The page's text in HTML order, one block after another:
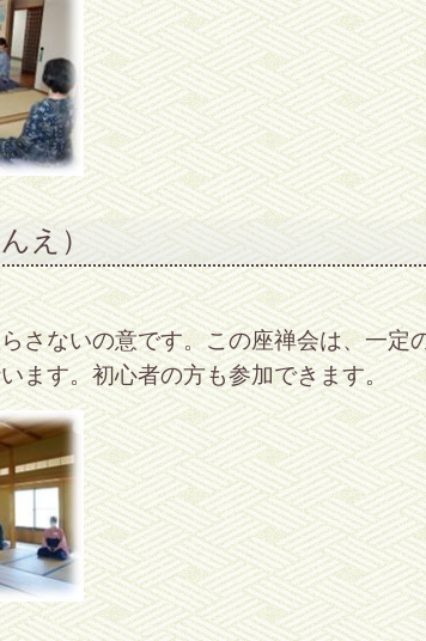
え）
さないの意です。この座禅会は、一
ます。初心者の方も参加できます。